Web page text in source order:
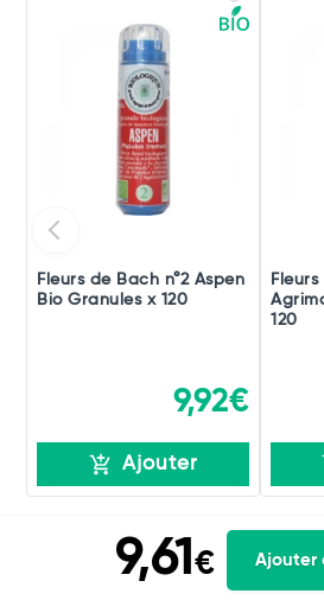
Fleurs de Bach n°2 Aspen
Bio Granules x 120
9,92€
Ajouter
Fleurs
120
9,61€ Ajouter